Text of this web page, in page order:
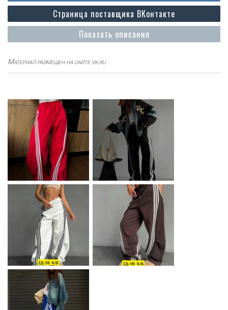
Показать описание
Страница поставщика ВКонтакте
Материал размещен на сайте vk.ru